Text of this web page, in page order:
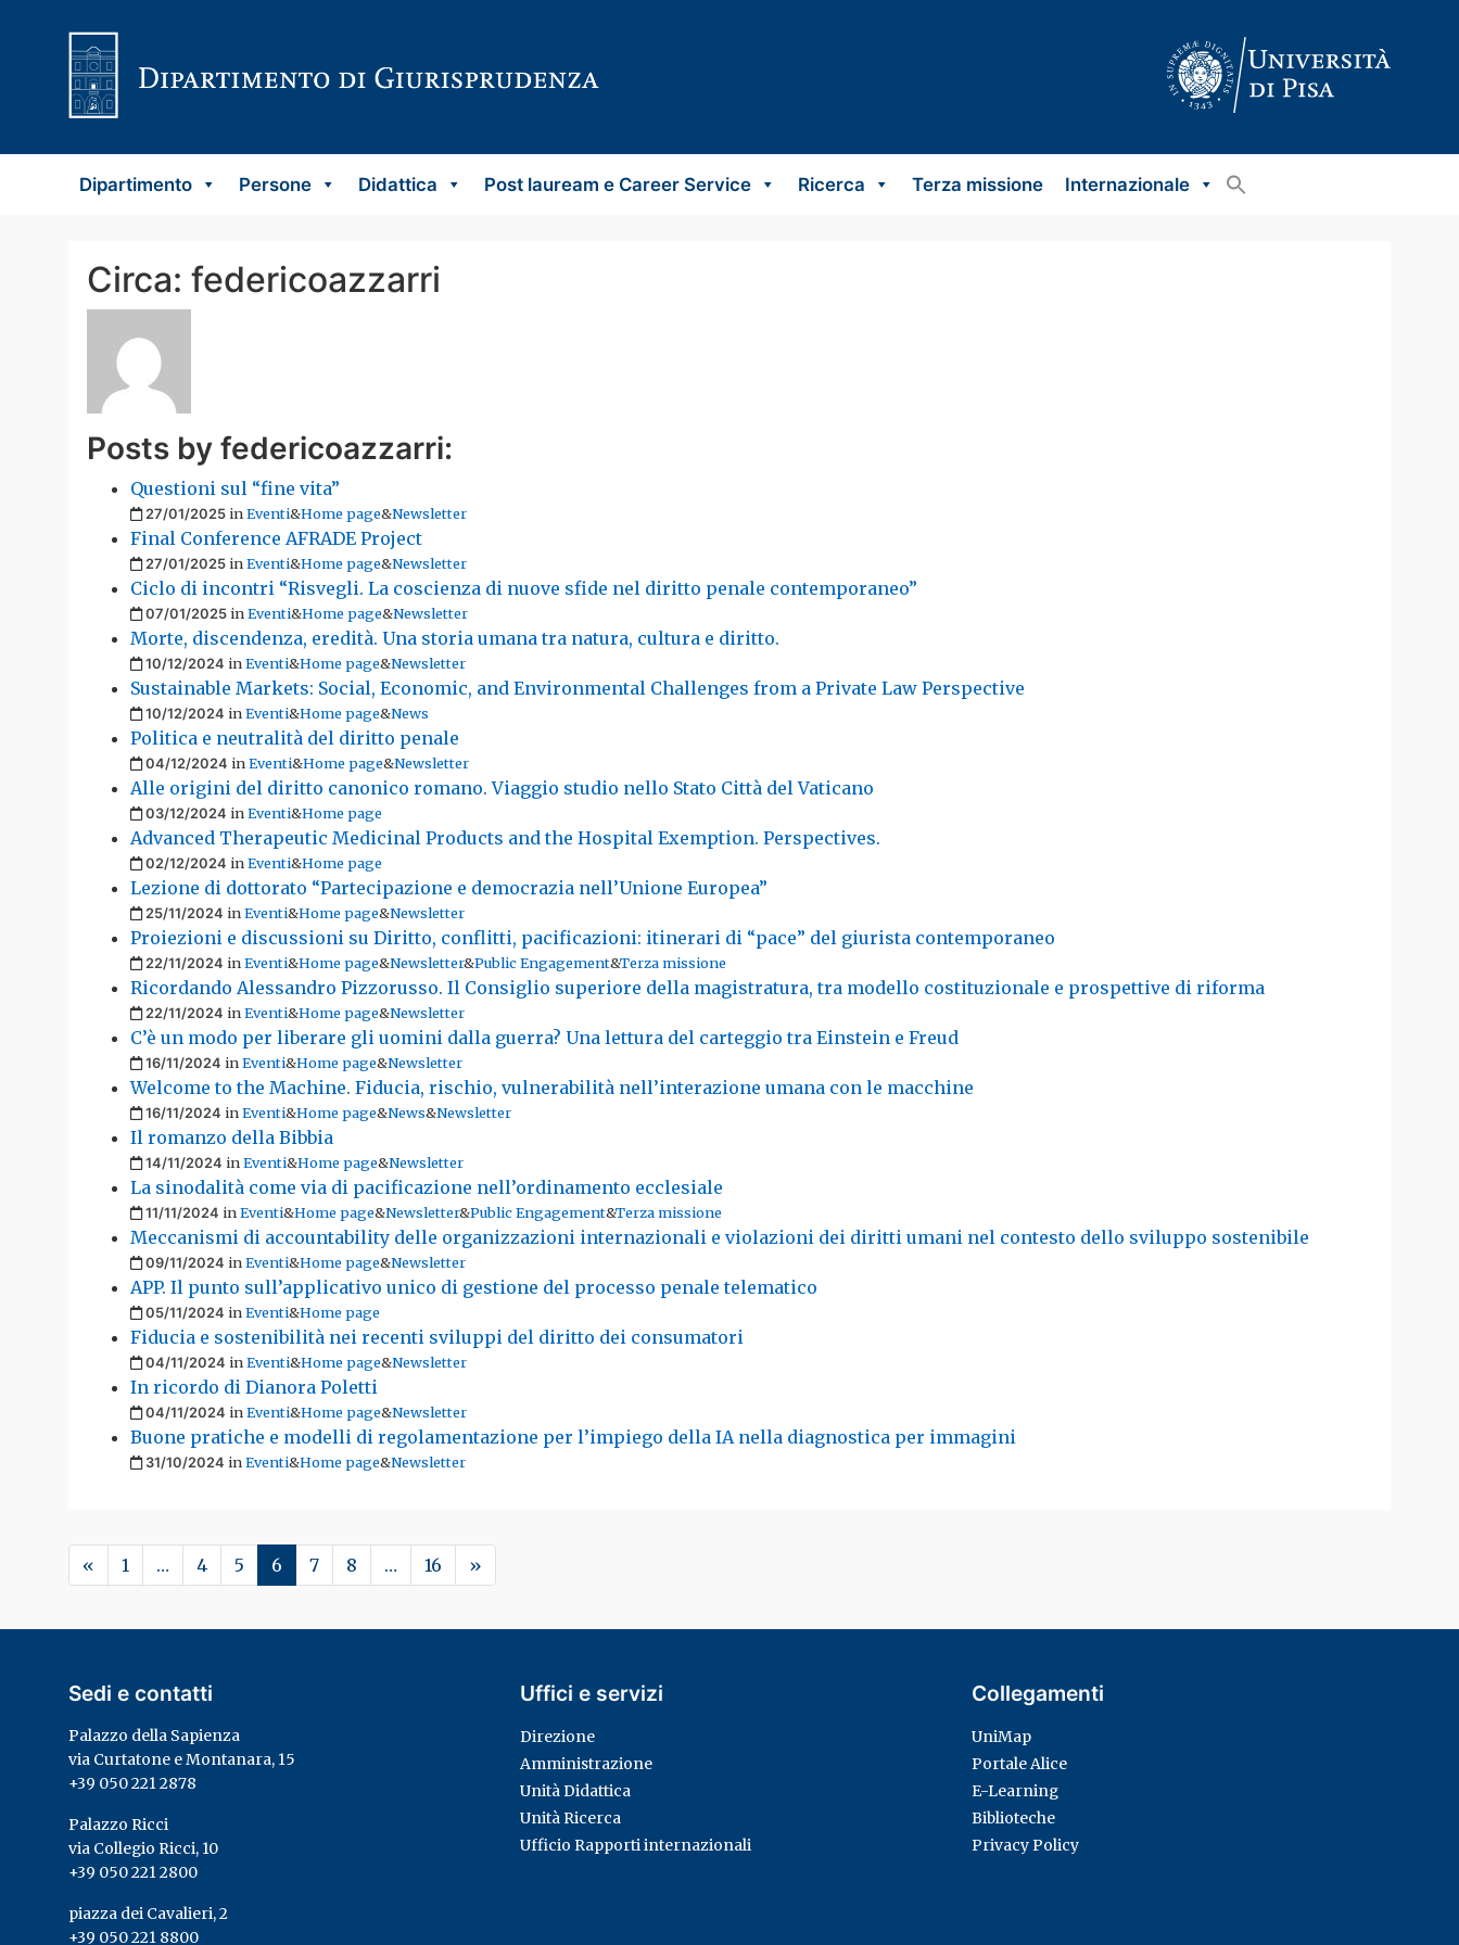
Dipartimento Persone Didattica Post lauream e Career Service Ricerca Terza missione Internazionale
Circa: federicoazzarri
Posts by federicoazzarri:
Questioni sul “fine vita”
Pubblicato il
27/01/2025 inEventi&Home page&Newsletter
Final Conference AFRADE Project
Pubblicato il
27/01/2025 inEventi&Home page&Newsletter
Ciclo di incontri “Risvegli. La coscienza di nuove sfide nel diritto penale contemporaneo”
Pubblicato il
07/01/2025 inEventi&Home page&Newsletter
Morte, discendenza, eredità. Una storia umana tra natura, cultura e diritto.
Pubblicato il
10/12/2024 inEventi&Home page&Newsletter
Sustainable Markets: Social, Economic, and Environmental Challenges from a Private Law Perspective
Pubblicato il
10/12/2024 inEventi&Home page&News
Politica e neutralità del diritto penale
Pubblicato il
04/12/2024 inEventi&Home page&Newsletter
Alle origini del diritto canonico romano. Viaggio studio nello Stato Città del Vaticano
Pubblicato il
03/12/2024 inEventi&Home page
Advanced Therapeutic Medicinal Products and the Hospital Exemption. Perspectives.
Pubblicato il
02/12/2024 inEventi&Home page
Lezione di dottorato “Partecipazione e democrazia nell’Unione Europea”
Pubblicato il
25/11/2024 inEventi&Home page&Newsletter
Proiezioni e discussioni su Diritto, conflitti, pacificazioni: itinerari di “pace” del giurista contemporaneo
Pubblicato il
22/11/2024 inEventi&Home page&Newsletter&Public Engagement&Terza missione
Ricordando Alessandro Pizzorusso. Il Consiglio superiore della magistratura, tra modello costituzionale e prospettive di riforma
Pubblicato il
22/11/2024 inEventi&Home page&Newsletter
C’è un modo per liberare gli uomini dalla guerra? Una lettura del carteggio tra Einstein e Freud
Pubblicato il
16/11/2024 inEventi&Home page&Newsletter
Welcome to the Machine. Fiducia, rischio, vulnerabilità nell’interazione umana con le macchine
Pubblicato il
16/11/2024 inEventi&Home page&News&Newsletter
Il romanzo della Bibbia
Pubblicato il
14/11/2024 inEventi&Home page&Newsletter
La sinodalità come via di pacificazione nell’ordinamento ecclesiale
Pubblicato il
11/11/2024 inEventi&Home page&Newsletter&Public Engagement&Terza missione
Meccanismi di accountability delle organizzazioni internazionali e violazioni dei diritti umani nel contesto dello sviluppo sostenibile
Pubblicato il
09/11/2024 inEventi&Home page&Newsletter
APP. Il punto sull’applicativo unico di gestione del processo penale telematico
Pubblicato il
05/11/2024 inEventi&Home page
Fiducia e sostenibilità nei recenti sviluppi del diritto dei consumatori
Pubblicato il
04/11/2024 inEventi&Home page&Newsletter
In ricordo di Dianora Poletti
Pubblicato il
04/11/2024 inEventi&Home page&Newsletter
Buone pratiche e modelli di regolamentazione per l’impiego della IA nella diagnostica per immagini
Pubblicato il
31/10/2024 inEventi&Home page&Newsletter
« 1 … 4 5 6 7 8 … 16 »
Sedi e contatti
Palazzo della Sapienza
via Curtatone e Montanara, 15
+39 050 221 2878
Palazzo Ricci
via Collegio Ricci, 10
+39 050 221 2800
piazza dei Cavalieri, 2
+39 050 221 8800
Uffici e servizi
Direzione
Amministrazione
Unità Didattica
Unità Ricerca
Ufficio Rapporti internazionali
Collegamenti
UniMap
Portale Alice
E-Learning
Biblioteche
Privacy Policy